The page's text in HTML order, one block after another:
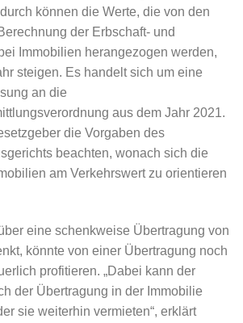
können die Werte, die von den
der Erbschaft- und
Immobilien herangezogen werden,
steigen. Es handelt sich um eine
an die
aus dem Jahr 2021.
die Vorgaben des
beachten, wonach sich die
am Verkehrswert zu orientieren
eine schenkweise Übertragung von
könnte von einer Übertragung noch
profitieren. „Dabei kann der
der Übertragung in der Immobilie
sie weiterhin vermieten“, erklärt